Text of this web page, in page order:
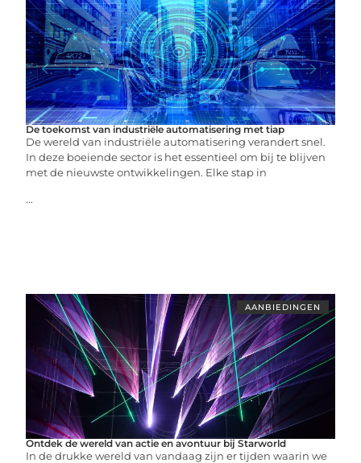
De toekomst van industriële automatisering met tiap
De wereld van industriële automatisering verandert snel.
In deze boeiende sector is het essentieel om bij te blijven
met de nieuwste ontwikkelingen. Elke stap in
...
AANBIEDINGEN
Ontdek de wereld van actie en avontuur bij Starworld
In de drukke wereld van vandaag zijn er tijden waarin we